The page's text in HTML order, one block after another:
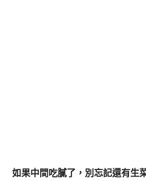
如果中間吃膩了，別忘記還有生